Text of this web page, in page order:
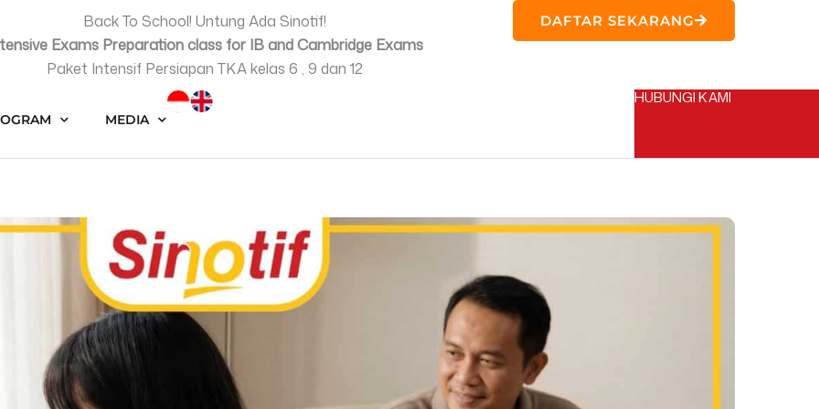
Back To School! Untung Ada Sinotif!
Exams Preparation class for IB and Cambridge Exams
Paket Intensif Persiapan TKA kelas 6 , 9 dan 12
DAFTAR SEKARANG
MEDIA
HUBUNGI KAMI